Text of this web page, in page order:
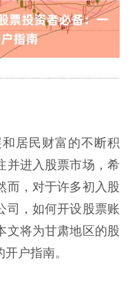
居民财富的不断积
并进入股票市场，希
而，对于许多初入股
司，如何开设股票账
文将为甘肃地区的股
户指南。